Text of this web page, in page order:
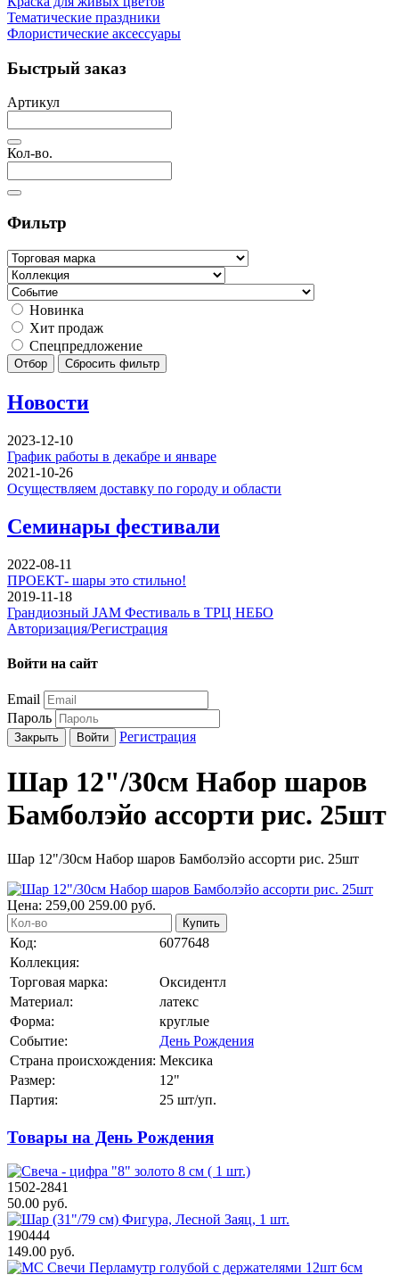
Тематические праздники
Флористические аксессуары
Быстрый заказ
Артикул
Кол-во.
Фильтр
Новинка
Хит продаж
Спецпредложение
Отбор Сбросить фильтр
Новости
2023-12-10
График работы в декабре и январе
2021-10-26
Осуществляем доставку по городу и области
Семинары фестивали
2022-08-11
ПРОЕКТ- шары это стильно!
2019-11-18
Грандиозный JAM Фестиваль в ТРЦ НЕБО
Авторизация/Регистрация
Войти на сайт
Email
Пароль
Закрыть Войти Регистрация
Шар 12"/30см Набор шаров
Бамболэйо ассорти рис. 25шт
Шар 12"/30см Набор шаров Бамболэйо ассорти рис. 25шт
Цена: 259,00 259.00 руб.
Купить
Код:
6077648
Коллекция:
Торговая марка:
Оксидентл
Материал:
латекс
Форма:
круглые
Событие:
День Рождения
Страна происхождения: Мексика
Размер:
12"
Партия:
25 шт/уп.
Товары на День Рождения
1502-2841
50.00 руб.
190444
149.00 руб.